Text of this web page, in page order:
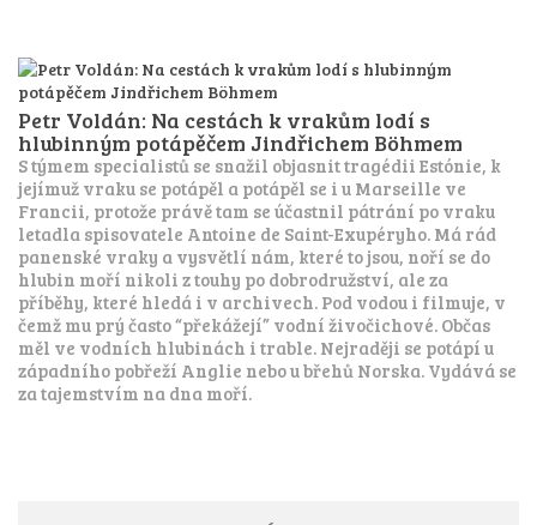
Petr Voldán: Na cestách k vrakům lodí s
hlubinným potápěčem Jindřichem Böhmem
S týmem specialistů se snažil objasnit tragédii Estónie, k
jejímuž vraku se potápěl a potápěl se i u Marseille ve
Francii, protože právě tam se účastnil pátrání po vraku
letadla spisovatele Antoine de Saint-Exupéryho. Má rád
panenské vraky a vysvětlí nám, které to jsou, noří se do
hlubin moří nikoli z touhy po dobrodružství, ale za
příběhy, které hledá i v archivech. Pod vodou i filmuje, v
čemž mu prý často “překážejí” vodní živočichové. Občas
měl ve vodních hlubinách i trable. Nejraději se potápí u
západního pobřeží Anglie nebo u břehů Norska. Vydává se
za tajemstvím na dna moří.